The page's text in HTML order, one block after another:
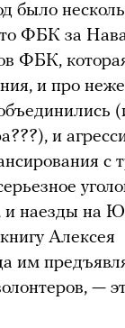
было
ФБК за
ФБК,
и про
и
с
и наезды на
Алексея
им
—